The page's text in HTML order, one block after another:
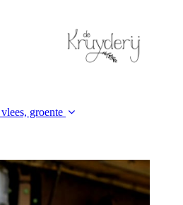
groente